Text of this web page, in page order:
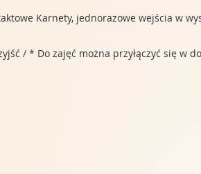
Karnety, jednorazowe wejścia w
/ * Do zajęć można przyłączyć się w